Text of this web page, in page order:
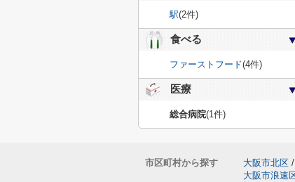
駅(2件)
食べる
ファーストフード(4件)
医療
総合病院(1件)
市区町村から探す 大阪市北区 /
大阪市浪速